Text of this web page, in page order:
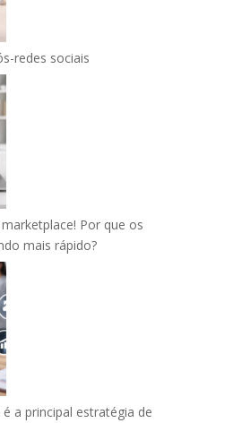
redes sociais
Por que os
mais rápido?
a principal estratégia de